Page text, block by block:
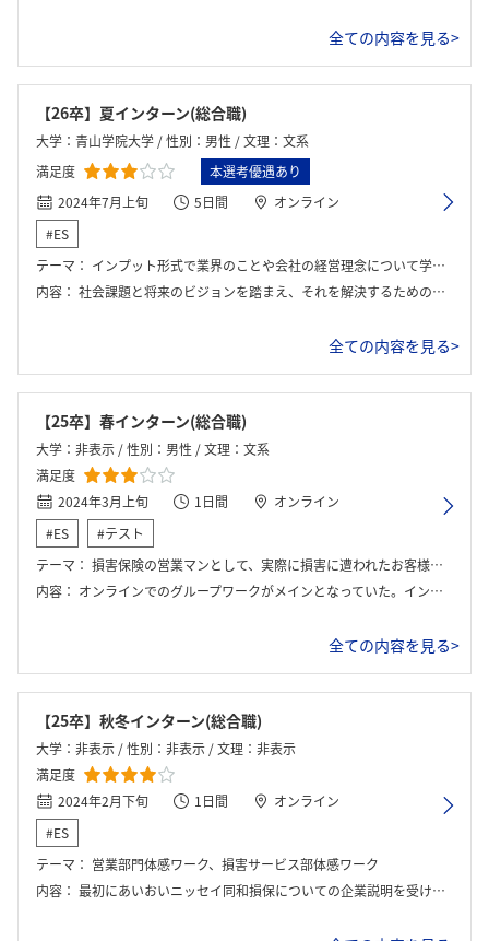
全ての内容を見る>
【26卒】夏インターン(総合職)
大学：青山学院大学 / 性別：男性 / 文理：文系
満足度
本選考優遇あり
2024年7月上旬
5日間
オンライン
#ES
テーマ： インプット形式で業界のことや会社の経営理念について学び、代理店営業のグループワークを行なった。
内容： 社会課題と将来のビジョンを踏まえ、それを解決するための新しい保険商品を考案しました。企業、お客様、ステークホルダーそれぞれにとってのメリットを考慮しながら進めました。テーマが抽象的で自由度が高かった反面、実際の見立てを立てるのが難しく感じました。
全ての内容を見る>
【25卒】春インターン(総合職)
大学：非表示 / 性別：男性 / 文理：文系
満足度
2024年3月上旬
1日間
オンライン
#ES
#テスト
テーマ： 損害保険の営業マンとして、実際に損害に遭われたお客様に対してのサポートと保険金の計算についてのグループワーク。
内容： オンラインでのグループワークがメインとなっていた。インターンでは架空の災害で被害に遭われたお客様の情報をもとに、損害金や保証金をグループで計算し、お客様が納得するような対応をプレゼン形式で行なった。算定には専門の計算用紙が渡される形式となっていて、グループ内で回答をすり合わせるなどした。最終的にはプレゼンを行い、メンターの方からフィードバックを受けるという流れだった。
全ての内容を見る>
【25卒】秋冬インターン(総合職)
大学：非表示 / 性別：非表示 / 文理：非表示
満足度
2024年2月下旬
1日間
オンライン
#ES
テーマ： 営業部門体感ワーク、損害サービス部体感ワーク
内容： 最初にあいおいニッセイ同和損保についての企業説明を受けたあと、営業についての座学後営業体感ワークとして、代理店新規開拓のグループワーク、その後発表しました。その後、損害サービス部の説明を受け実際に査定業務の体験とお客様とのやり取りの体験を行い発表しました。その後は社員との座談会を実施し終了しました。